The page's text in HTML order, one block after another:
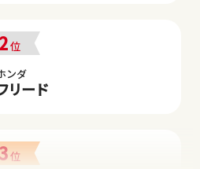
2位
ンダ
リード
位